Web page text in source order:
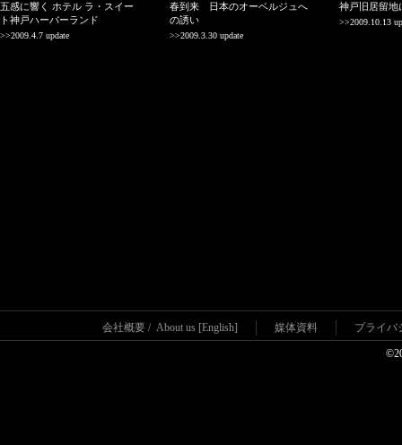
五感に響く ホテル ラ・スイー
ト神戸ハーバーランド
>>2009.4.7 update
春到来 日本のオーベルジュへ
の誘い
>>2009.3.30 update
神戸旧居留地
>>2009.10.13
会社概要 / About us [English] 媒体資料 プライバ